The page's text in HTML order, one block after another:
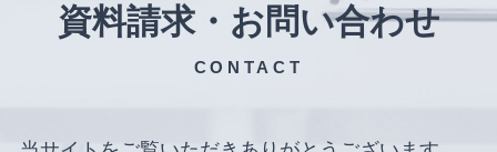
資料請求・お問い合わせ
CONTACT